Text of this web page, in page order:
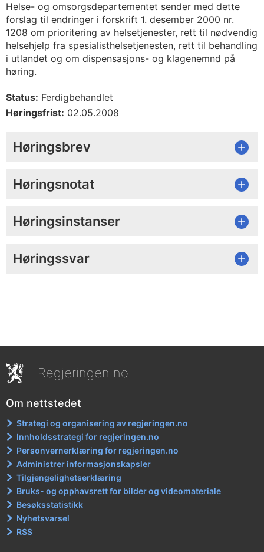
Helse- og omsorgsdepartementet sender med dette
forslag til endringer i forskrift 1. desember 2000 nr.
1208 om prioritering av helsetjenester, rett til nødvendig
helsehjelp fra spesialisthelsetjenesten, rett til behandling
i utlandet og om dispensasjons- og klagenemnd på
høring.
Status: Ferdigbehandlet
Høringsfrist: 02.05.2008
Høringsbrev
Høringsnotat
Høringsinstanser
Høringssvar
Regjeringen.no
Om nettstedet
Strategi og organisering av regjeringen.no
Innholdsstrategi for regjeringen.no
Personvernerklæring for regjeringen.no
Administrer informasjonskapsler
Tilgjengelighetserklæring
Bruks- og opphavsrett for bilder og videomateriale
Besøksstatistikk
Nyhetsvarsel
RSS